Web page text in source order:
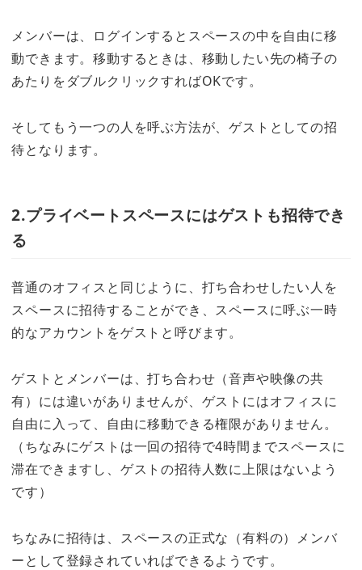
メンバーは、ログインするとスペースの中を自由に移
動できます。移動するときは、移動したい先の椅子の
あたりをダブルクリックすればOKです。
そしてもう一つの人を呼ぶ方法が、ゲストとしての招
待となります。
2.プライベートスペースにはゲストも招待でき
る
普通のオフィスと同じように、打ち合わせしたい人を
スペースに招待することができ、スペースに呼ぶ一時
的なアカウントをゲストと呼びます。
ゲストとメンバーは、打ち合わせ（音声や映像の共
有）には違いがありませんが、ゲストにはオフィスに
自由に入って、自由に移動できる権限がありません。
（ちなみにゲストは一回の招待で4時間までスペースに
滞在できますし、ゲストの招待人数に上限はないよう
です）
ちなみに招待は、スペースの正式な（有料の）メンバ
ーとして登録されていればできるようです。